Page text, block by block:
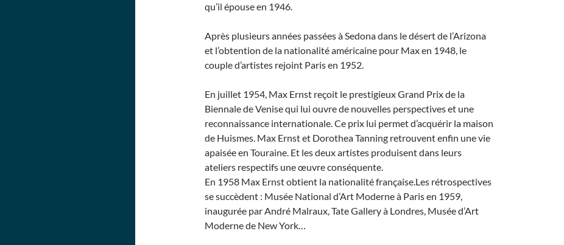
qu’il épouse en 1946.
Après plusieurs années passées à Sedona dans le désert de l’Arizona
et l’obtention de la nationalité américaine pour Max en 1948, le
couple d’artistes rejoint Paris en 1952.
En juillet 1954, Max Ernst reçoit le prestigieux Grand Prix de la
Biennale de Venise qui lui ouvre de nouvelles perspectives et une
reconnaissance internationale. Ce prix lui permet d’acquérir la maison
de Huismes. Max Ernst et Dorothea Tanning retrouvent enfin une vie
apaisée en Touraine. Et les deux artistes produisent dans leurs
ateliers respectifs une œuvre conséquente.
En 1958 Max Ernst obtient la nationalité française.Les rétrospectives
se succèdent : Musée National d’Art Moderne à Paris en 1959,
inaugurée par André Malraux, Tate Gallery à Londres, Musée d’Art
Moderne de New York…